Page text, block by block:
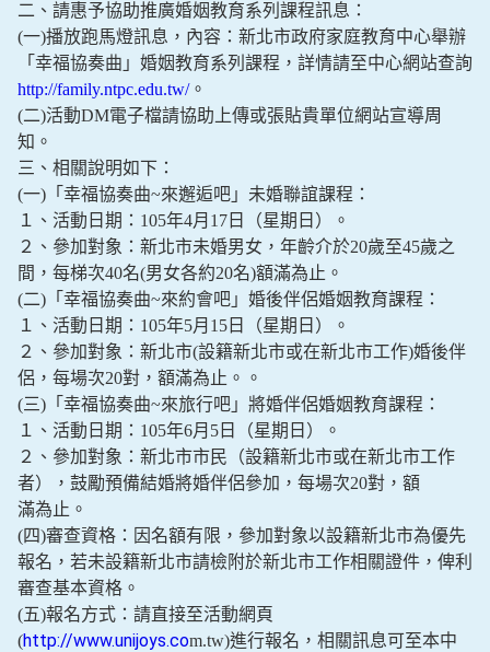
二、請惠予協助推廣婚姻教育系列課程訊息：
(一)播放跑馬燈訊息，內容：新北市政府家庭教育中心舉辦
「幸福協奏曲」婚姻教育系列課程，詳情請至中心網站查詢
http://family.ntpc.edu.tw/。
(二)活動DM電子檔請協助上傳或張貼貴單位網站宣導周
知。
三、相關說明如下：
(一)「幸福協奏曲~來邂逅吧」未婚聯誼課程：
１、活動日期：105年4月17日（星期日）。
２、參加對象：新北市未婚男女，年齡介於20歲至45歲之
間，每梯次40名(男女各約20名)額滿為止。
(二)「幸福協奏曲~來約會吧」婚後伴侶婚姻教育課程：
１、活動日期：105年5月15日（星期日）。
２、參加對象：新北市(設籍新北市或在新北市工作)婚後伴
侶，每場次20對，額滿為止。。
(三)「幸福協奏曲~來旅行吧」將婚伴侶婚姻教育課程：
１、活動日期：105年6月5日（星期日）。
２、參加對象：新北市市民（設籍新北市或在新北市工作
者），鼓勵預備結婚將婚伴侶參加，每場次20對，額
滿為止。
(四)審查資格：因名額有限，參加對象以設籍新北市為優先
報名，若未設籍新北市請檢附於新北市工作相關證件，俾利
審查基本資格。
(五)報名方式：請直接至活動網頁
(http://www.unijoys.com.tw)進行報名，相關訊息可至本中